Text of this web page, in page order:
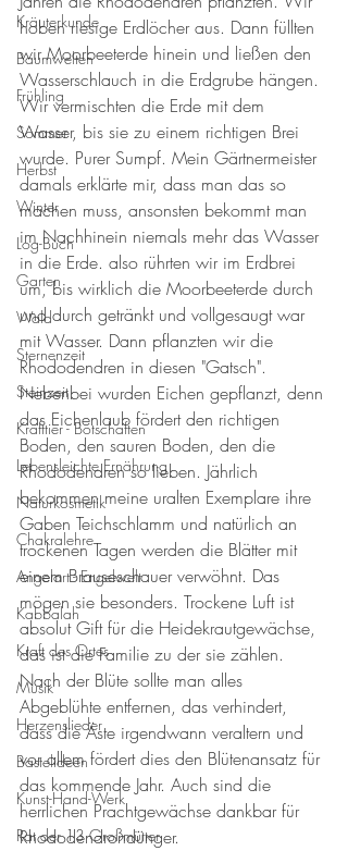
Kräuterkunde
Baumwelten
Frühling
Sommer
Herbst
Winter
Log-Buch
Garten
Wald
Sternenzeit
Steinzeit
Krafttier - Botschaften
Lebensleichte Ernährung
Naturkosmetik
Chakralehre
Angelart - Engelwelt
Kabbalah
Kraft des Ortes
Musik
Herzenslieder
Bastelideen
Kunst-Hand-Werk
Rat der 13 Großmütter
hoben riesige Erdlöcher aus. Dann füllten
wir Moorbeeterde hinein und ließen den
Wasserschlauch in die Erdgrube hängen.
Wir vermischten die Erde mit dem
Wasser, bis sie zu einem richtigen Brei
wurde. Purer Sumpf. Mein Gärtnermeister
damals erklärte mir, dass man das so
machen muss, ansonsten bekommt man
im Nachhinein niemals mehr das Wasser
in die Erde. also rührten wir im Erdbrei
um, bis wirklich die Moorbeeterde durch
und durch getränkt und vollgesaugt war
mit Wasser. Dann pflanzten wir die
Rhododendren in diesen "Gatsch".
Nebenbei wurden Eichen gepflanzt, denn
das Eichenlaub fördert den richtigen
Boden, den sauren Boden, den die
Rhododendren so lieben. Jährlich
bekommen meine uralten Exemplare ihre
Gaben Teichschlamm und natürlich an
trockenen Tagen werden die Blätter mit
einem Brauseschauer verwöhnt. Das
mögen sie besonders. Trockene Luft ist
absolut Gift für die Heidekrautgewächse,
das ist die Familie zu der sie zählen.
Nach der Blüte sollte man alles
Abgeblühte entfernen, das verhindert,
dass die Äste irgendwann veraltern und
vor allem fördert dies den Blütenansatz für
das kommende Jahr. Auch sind die
herrlichen Prachtgewächse dankbar für
Rhododendrondünger.